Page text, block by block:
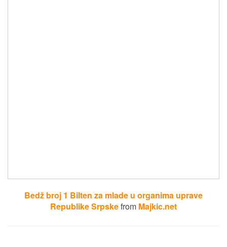
Bedž broj 1 Bilten za mlade u organima uprave
Republike Srpskefrom Majkic.net